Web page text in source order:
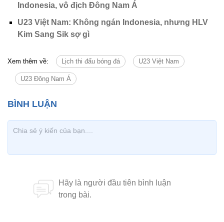
Indonesia, vô địch Đông Nam Á
U23 Việt Nam: Không ngán Indonesia, nhưng HLV
Kim Sang Sik sợ gì
Xem thêm về: Lịch thi đấu bóng đá U23 Việt Nam
U23 Đông Nam Á